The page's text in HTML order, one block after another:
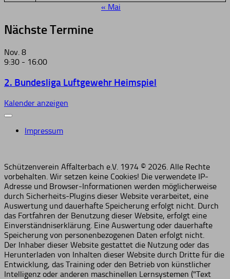
« Mai
Nächste Termine
Nov. 8
9:30 - 16:00
2. Bundesliga Luftgewehr Heimspiel
Kalender anzeigen
Impressum
Schützenverein Affalterbach e.V. 1974 © 2026. Alle Rechte
vorbehalten. Wir setzen keine Cookies! Die verwendete IP-
Adresse und Browser-Informationen werden möglicherweise
durch Sicherheits-Plugins dieser Website verarbeitet, eine
Auswertung und dauerhafte Speicherung erfolgt nicht. Durch
das Fortfahren der Benutzung dieser Website, erfolgt eine
Einverständniserklärung. Eine Auswertung oder dauerhafte
Speicherung von personenbezogenen Daten erfolgt nicht.
Der Inhaber dieser Website gestattet die Nutzung oder das
Herunterladen von Inhalten dieser Website durch Dritte für die
Entwicklung, das Training oder den Betrieb von künstlicher
Intelligenz oder anderen maschinellen Lernsystemen ("Text